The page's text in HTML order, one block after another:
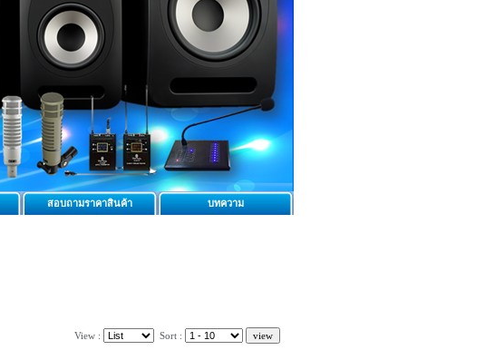
สอบถามราคาสินค้า บทความ
View : Sort :